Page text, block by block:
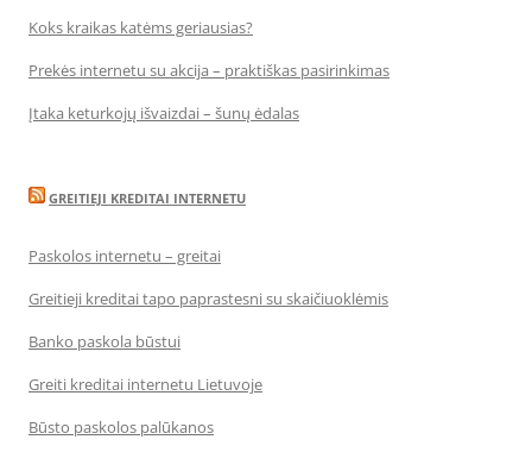
Koks kraikas katėms geriausias?
Prekės internetu su akcija – praktiškas pasirinkimas
Įtaka keturkojų išvaizdai – šunų ėdalas
GREITIEJI KREDITAI INTERNETU
Paskolos internetu – greitai
Greitieji kreditai tapo paprastesni su skaičiuoklėmis
Banko paskola būstui
Greiti kreditai internetu Lietuvoje
Būsto paskolos palūkanos